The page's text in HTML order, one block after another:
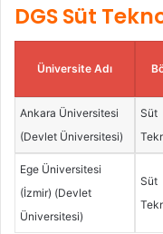
DGS Süt
Üniversite Adı
Ankara Üniversitesi
(Devlet Üniversitesi)
Süt
Ege Üniversitesi
(İzmir) (Devlet
Üniversitesi)
Süt